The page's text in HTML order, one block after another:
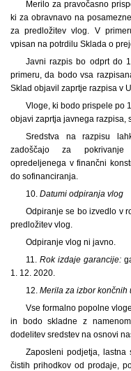
Merilo za pravočasno
ki za obravnavo na
za predložitev vlog. V
vpisan na potrdilu Sklada o
Javni razpis bo odprt do
primeru, da bodo vsa
Sklad objavil zaprtje razpisa v
Vloge, ki bodo prispele po
objavi zaprtja javnega razpisa,
Sredstva na razpisu
zadoščajo za pokrivanje
opredeljenega v finančni
do sofinanciranja.
10. Datumi odpiranja vlog
Odpiranje se bo izvedlo v
predložitev vlog.
Odpiranje vlog ni javno.
11. Rok izdaje garancije:
1. 12. 2020.
12. Merila za izbor končnih
Vse formalno popolne
in bodo skladne z
dodelitev sredstev na osnovi
Zaposleni podjetja, lastna
čistih prihodkov od prodaje,